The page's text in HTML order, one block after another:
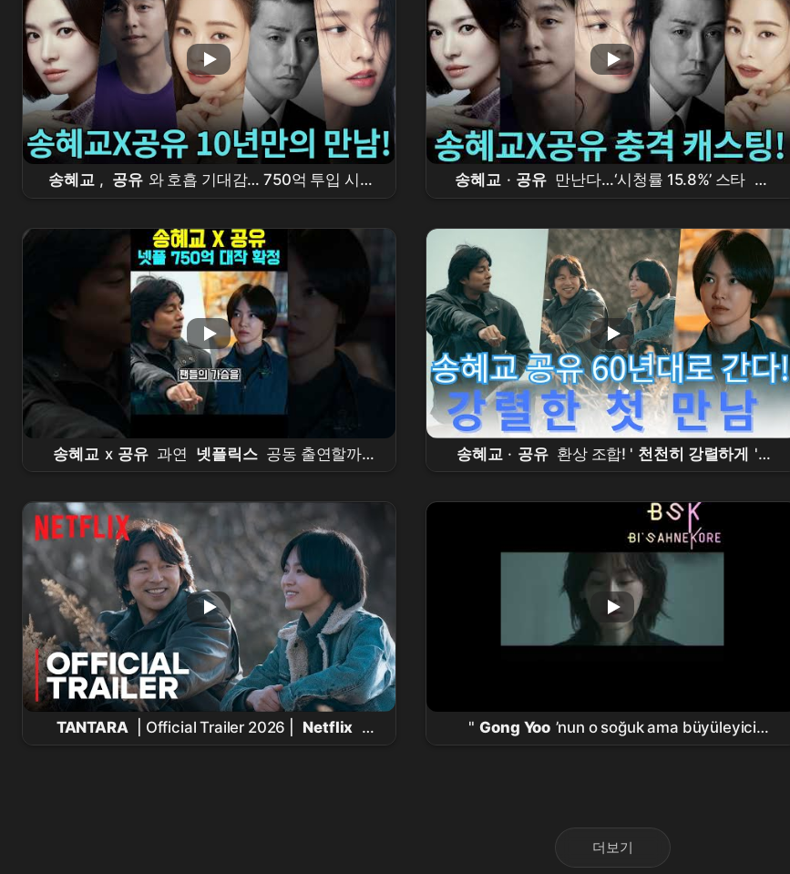
송혜교 , 공유 와 호흡 기대감… 750억 투입 시대
극 ' 천천히 강렬하게 ' 2026년 전세계 공개
송혜교 · 공유 만난다…‘시청률 15.8%’ 스타 작
가 와 재회한 ‘700억 대작’
송혜교 x 공유 과연 넷플릭스 공동 출연할까?
# 송혜교 # 공유 #연예인 # 넷플릭스 # 드라마
송혜교 · 공유 환상 조합! ' 천천히 강렬하게 '로
60~80년대 연예계 야만의 시대 속으로… 넷플릭
TANTARA | Official Trailer 2026 | Netflix |
Song Hye-Kyo , Gong Yoo
" Gong Yoo ’nun o soğuk ama büyüleyici
karizması geri döndü!
더보기